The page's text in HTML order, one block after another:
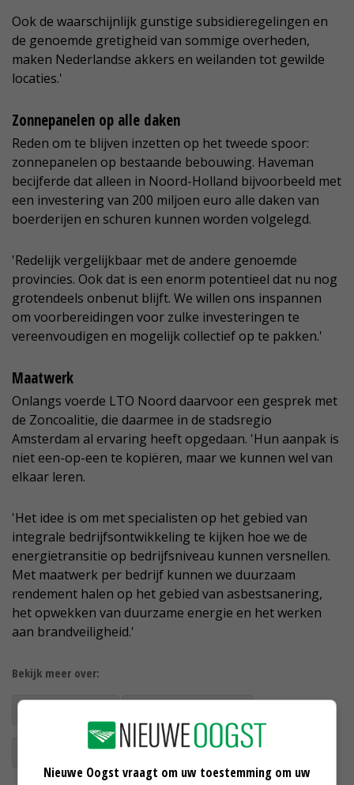
Ook de waarschijnlijk gunstige subsidieregelingen en
de genoemde gretigheid van sommige overheden,
maken Nederlandse akkers en weilanden tot gewilde
locaties.'
Zonnepanelen op alle daken
Reden om te blijven inzetten op het tweede spoor:
zonnepanelen op bestaande bebouwing. Haveman
becijferde dat alleen in Noord-Holland bijvoorbeeld met
een investering van 200 miljoen euro alle daken van
boerderijen en schuren kunnen worden volgelegd.
'Redelijk vergelijkbaar met de andere genoemde
provincies. Ook dat is een enorm potentieel dat nu nog
grotendeels onbenut blijft. We willen ons inspannen
om voorbereidingen voor zulke investeringen te
vereenvoudigen en mogelijk collectief op te pakken.'
Maatwerk
Onlangs voerde LTO Noord daarvoor een gesprek met
de Zoncoalitie, die daarmee in de stadsregio
Amsterdam al ervaring heeft opgedaan. 'Hun aanpak is
niet een-op-een te kopiëren, maar we kunnen wel van
elkaar leren.
'Het idee is om met specialisten op het gebied van
integrale bedrijfsontwikkeling te kijken hoe we de
energietransitie op bedrijfsniveau kunnen versnellen.
Met maatwerk per bedrijf kunnen we duurzaam
rendement halen op het gebied van asbestsanering,
het opwekken van duurzame energie en het werken
aan brandveiligheid.'
Bekijk meer over:
zonne-energie
Nieuwe Oogst vraagt om uw toestemming om uw